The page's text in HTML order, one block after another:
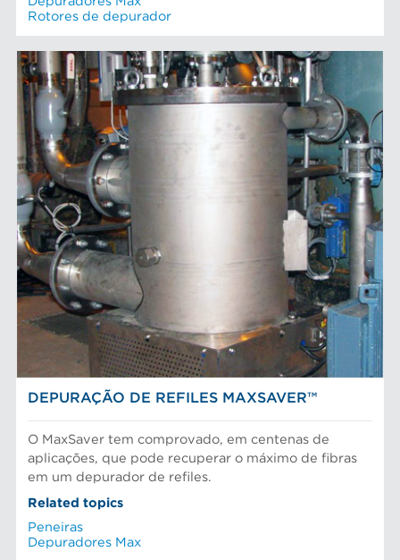
Rotores de depurador
DEPURAÇÃO DE REFILES MAXSAVER™
O MaxSaver tem comprovado, em centenas de
aplicações, que pode recuperar o máximo de fibras
em um depurador de refiles.
Related topics
Peneiras
Depuradores Max